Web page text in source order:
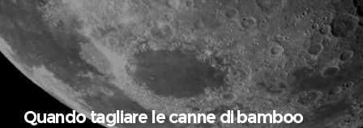
Quando tagliare le canne di bamboo